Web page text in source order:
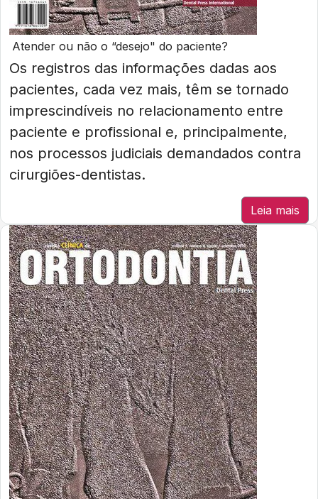
Atender ou não o “desejo" do paciente?
Os registros das informações dadas aos
pacientes, cada vez mais, têm se tornado
imprescindíveis no relacionamento entre
paciente e profissional e, principalmente,
nos processos judiciais demandados contra
cirurgiões-dentistas.
Leia mais